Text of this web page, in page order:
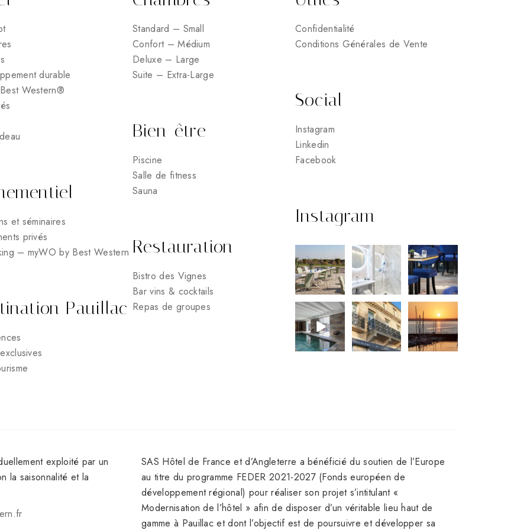
durable
Western®
et séminaires
privés
– myWO by Best Western
Pauillac
Standard – Small
Confort – Médium
Deluxe – Large
Suite – Extra-Large
Bien-être
Piscine
Salle de fitness
Sauna
Restauration
Bistro des Vignes
Bar vins & cocktails
Repas de groupes
Confidentialité
Conditions Générales de Vente
Social
Instagram
Linkedin
Facebook
Instagram
0
10 6
0
15
0
17
0
14
0
exploité par un
la saisonnalité et la
SAS Hôtel de France et d’Angleterre a bénéficié du soutien de l’Europe
au titre du programme FEDER 2021-2027 (Fonds européen de
développement régional) pour réaliser son projet s’intitulant «
Modernisation de l’hôtel » afin de disposer d’un véritable lieu haut de
gamme à Pauillac et dont l’objectif est de poursuivre et développer sa